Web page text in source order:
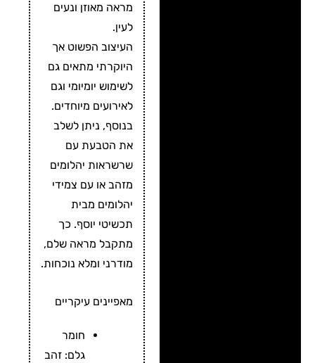
מראה מאוזן ונעים
לעין.
העיצוב הפשוט אך
היוקרתי מתאים גם
לשימוש יומיומי וגם
לאירועים מיוחדים.
בנוסף, ניתן לשלב
את הטבעת עם
שרשראות יהלומים
מזהב או עם צמידי
יהלומים מבית
תכשיטי יוסף. כך
מתקבל מראה שלם,
מודרני ומלא נוכחות.
מאפיינים עיקריים
חומר
גלם: זהב